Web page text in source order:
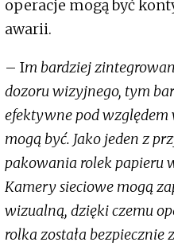
operacje mogą być
awarii.
– Im bardziej
dozoru wizyjnego, tym
efektywne pod
mogą być. Jako jeden z
pakowania rolek papieru
Kamery sieciowe mogą
wizualną, dzięki czemu
rolka została bezpiecznie